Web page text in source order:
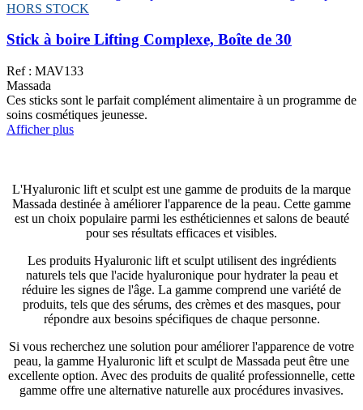
HORS STOCK
Stick à boire Lifting Complexe, Boîte de 30
Ref : MAV133
Massada
Ces sticks sont le parfait complément alimentaire à un programme de
soins cosmétiques jeunesse.
Afficher plus
L'Hyaluronic lift et sculpt est une gamme de produits de la marque
Massada destinée à améliorer l'apparence de la peau. Cette gamme
est un choix populaire parmi les esthéticiennes et salons de beauté
pour ses résultats efficaces et visibles.
Les produits Hyaluronic lift et sculpt utilisent des ingrédients
naturels tels que l'acide hyaluronique pour hydrater la peau et
réduire les signes de l'âge. La gamme comprend une variété de
produits, tels que des sérums, des crèmes et des masques, pour
répondre aux besoins spécifiques de chaque personne.
Si vous recherchez une solution pour améliorer l'apparence de votre
peau, la gamme Hyaluronic lift et sculpt de Massada peut être une
excellente option. Avec des produits de qualité professionnelle, cette
gamme offre une alternative naturelle aux procédures invasives.